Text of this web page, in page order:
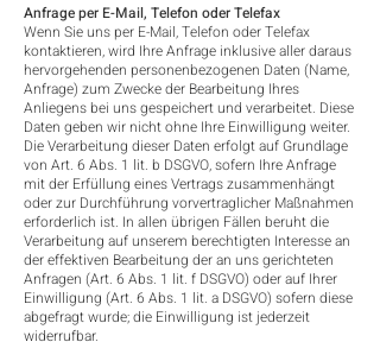
Anfrage per E-Mail, Telefon oder Telefax
Wenn Sie uns per E-Mail, Telefon oder Telefax
kontaktieren, wird Ihre Anfrage inklusive aller daraus
hervorgehenden personenbezogenen Daten (Name,
Anfrage) zum Zwecke der Bearbeitung Ihres
Anliegens bei uns gespeichert und verarbeitet. Diese
Daten geben wir nicht ohne Ihre Einwilligung weiter.
Die Verarbeitung dieser Daten erfolgt auf Grundlage
von Art. 6 Abs. 1 lit. b DSGVO, sofern Ihre Anfrage
mit der Erfüllung eines Vertrags zusammenhängt
oder zur Durchführung vorvertraglicher Maßnahmen
erforderlich ist. In allen übrigen Fällen beruht die
Verarbeitung auf unserem berechtigten Interesse an
der effektiven Bearbeitung der an uns gerichteten
Anfragen (Art. 6 Abs. 1 lit. f DSGVO) oder auf Ihrer
Einwilligung (Art. 6 Abs. 1 lit. a DSGVO) sofern diese
abgefragt wurde; die Einwilligung ist jederzeit
widerrufbar.